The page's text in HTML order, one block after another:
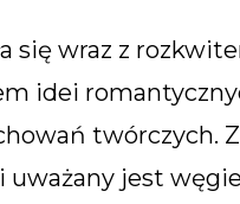
się wraz z
idei
twórczych.
jest